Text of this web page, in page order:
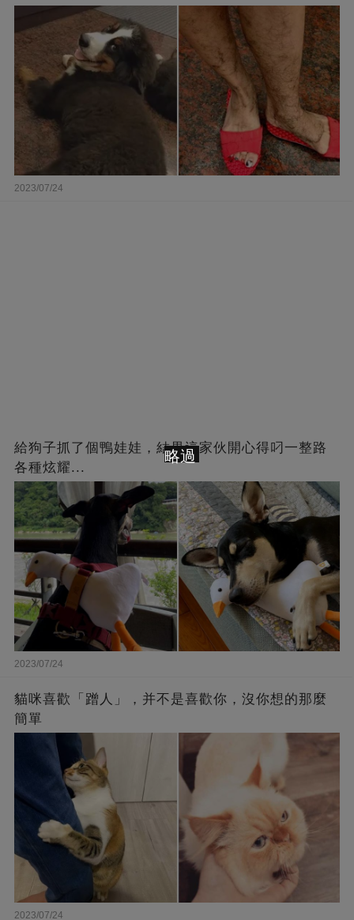
2023/07/24
給狗子抓了個鴨娃娃，結果這家伙開心得叼一整路
各種炫耀...
2023/07/24
貓咪喜歡「蹭人」，并不是喜歡你，沒你想的那麼
簡單
2023/07/24
略過